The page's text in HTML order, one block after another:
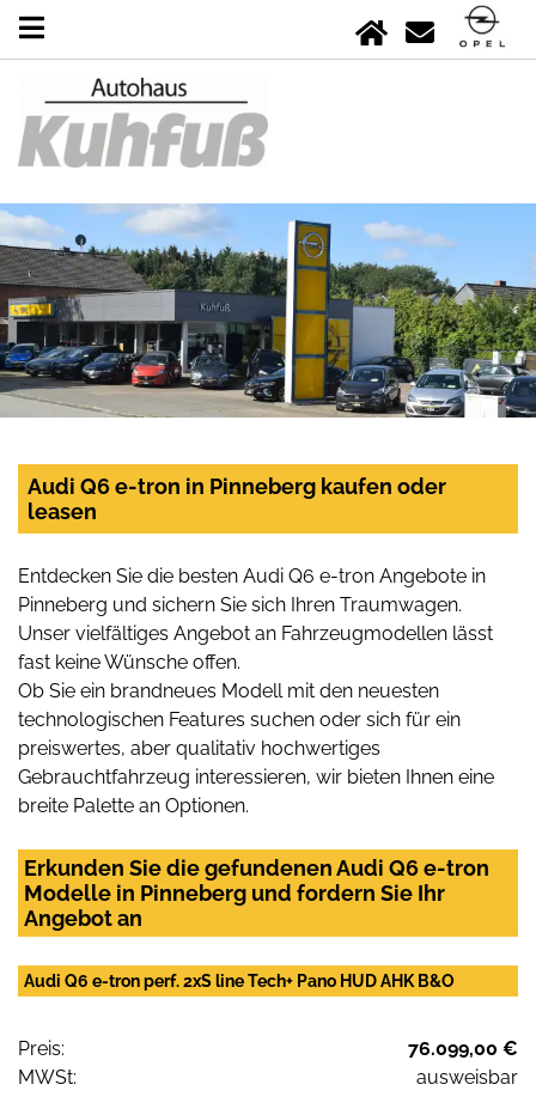
Audi Q6 e-tron in Pinneberg kaufen oder
leasen
Entdecken Sie die besten Audi Q6 e-tron Angebote in
Pinneberg und sichern Sie sich Ihren Traumwagen.
Unser vielfältiges Angebot an Fahrzeugmodellen lässt
fast keine Wünsche offen.
Ob Sie ein brandneues Modell mit den neuesten
technologischen Features suchen oder sich für ein
preiswertes, aber qualitativ hochwertiges
Gebrauchtfahrzeug interessieren, wir bieten Ihnen eine
breite Palette an Optionen.
Erkunden Sie die gefundenen Audi Q6 e-tron
Modelle in Pinneberg und fordern Sie Ihr
Angebot an
Audi Q6 e-tron perf. 2xS line Tech+ Pano HUD AHK B&O
Preis:
76.099,00 €
MWSt:
ausweisbar